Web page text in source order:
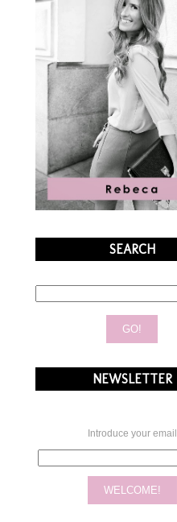
SEARCH
NEWSLETTER
Introduce your email